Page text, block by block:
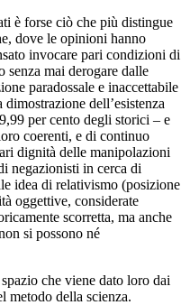
è forse ciò che più distingue
dove le opinioni hanno
invocare pari condizioni di
senza mai derogare dalle
paradossale e inaccettabile
dell’esistenza
per cento degli storici – e
coerenti, e di continuo
dignità delle manipolazioni
negazionisti in cerca di
idea di relativismo (posizione
oggettive, considerate
scorretta, ma anche
si possono né
che viene dato loro dai
metodo della scienza.